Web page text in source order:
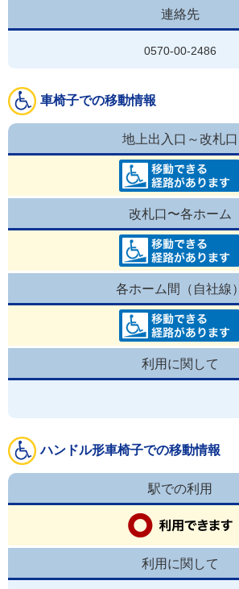
連絡先
0570-00-2486
車椅子での移動情報
地上出入口～改札口
改札口〜各ホーム
各ホーム間（自社線）
利用に関して
ハンドル形車椅子での移動情報
駅での利用
利用に関して